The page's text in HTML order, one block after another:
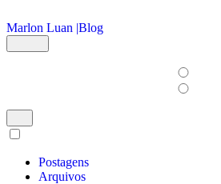
Marlon Luan |Blog
Postagens
Arquivos